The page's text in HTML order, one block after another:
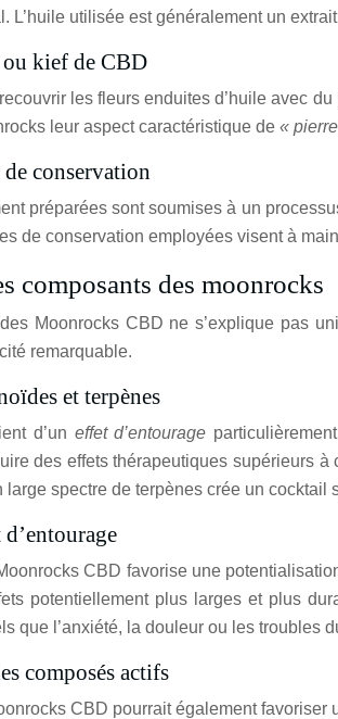
L’huile utilisée est généralement un
kief de CBD
les fleurs enduites d’huile avec
leur aspect caractéristique de «
de conservation
préparées sont soumises à un
de conservation employées visent à
composants des moonrocks
Moonrocks CBD ne s’explique pas
remarquable.
et terpènes
d’un effet d’entourage
des effets thérapeutiques supérieurs
large spectre de terpènes crée un cocktail
CBD favorise une
potentiellement plus larges et plus
que l’anxiété, la douleur ou les troubles
composés actifs
CBD pourrait également